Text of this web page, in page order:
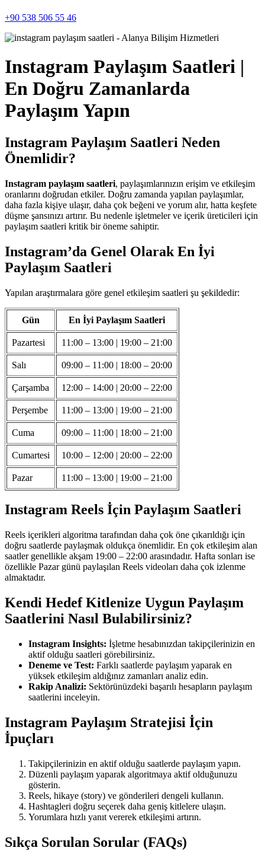
+90 538 506 55 46
Instagram Paylaşım Saatleri |
En Doğru Zamanlarda
Paylaşım Yapın
Instagram Paylaşım Saatleri Neden
Önemlidir?
Instagram paylaşım saatleri, paylaşımlarınızın erişim ve etkileşim
oranlarını doğrudan etkiler. Doğru zamanda yapılan paylaşımlar,
daha fazla kişiye ulaşır, daha çok beğeni ve yorum alır, hatta keşfete
düşme şansınızı artırır. Bu nedenle işletmeler ve içerik üreticileri için
paylaşım saatleri kritik bir öneme sahiptir.
Instagram’da Genel Olarak En İyi
Paylaşım Saatleri
Yapılan araştırmalara göre genel etkileşim saatleri şu şekildedir:
Gün En İyi Paylaşım Saatleri
Pazartesi 11:00 – 13:00 | 19:00 – 21:00
Salı 09:00 – 11:00 | 18:00 – 20:00
Çarşamba 12:00 – 14:00 | 20:00 – 22:00
Perşembe 11:00 – 13:00 | 19:00 – 21:00
Cuma 09:00 – 11:00 | 18:00 – 21:00
Cumartesi 10:00 – 12:00 | 20:00 – 22:00
Pazar 11:00 – 13:00 | 19:00 – 21:00
Instagram Reels İçin Paylaşım Saatleri
Reels içerikleri algoritma tarafından daha çok öne çıkarıldığı için
doğru saatlerde paylaşmak oldukça önemlidir. En çok etkileşim alan
saatler genellikle akşam 19:00 – 22:00 arasındadır. Hafta sonları ise
özellikle Pazar günü paylaşılan Reels videoları daha çok izlenme
almaktadır.
Kendi Hedef Kitlenize Uygun Paylaşım
Saatlerini Nasıl Bulabilirsiniz?
Instagram Insights: İşletme hesabınızdan takipçilerinizin en
aktif olduğu saatleri görebilirsiniz.
Deneme ve Test: Farklı saatlerde paylaşım yaparak en
yüksek etkileşim aldığınız zamanları analiz edin.
Rakip Analizi: Sektörünüzdeki başarılı hesapların paylaşım
saatlerini inceleyin.
Instagram Paylaşım Stratejisi İçin
İpuçları
Takipçilerinizin en aktif olduğu saatlerde paylaşım yapın.
Düzenli paylaşım yaparak algoritmaya aktif olduğunuzu
gösterin.
Reels, hikaye (story) ve gönderileri dengeli kullanın.
Hashtagleri doğru seçerek daha geniş kitlelere ulaşın.
Yorumlara hızlı yanıt vererek etkileşimi artırın.
Sıkça Sorulan Sorular (FAQs)